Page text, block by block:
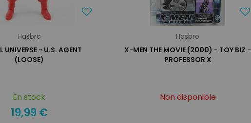
Hasbro
UNIVERSE - U.S. AGENT
(LOOSE)
En stock
19,99 €
Hasbro
X-MEN THE MOVIE (2000) - TOY BIZ -
PROFESSOR X
Non disponible